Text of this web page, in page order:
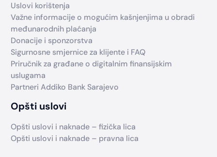
Uslovi korištenja
Važne informacije o mogućim kašnjenjima u obradi
međunarodnih plaćanja
Donacije i sponzorstva
Sigurnosne smjernice za klijente i FAQ
Priručnik za građane o digitalnim finansijskim
uslugama
Partneri Addiko Bank Sarajevo
Opšti uslovi
Opšti uslovi i naknade – fizička lica
Opšti uslovi i naknade – pravna lica